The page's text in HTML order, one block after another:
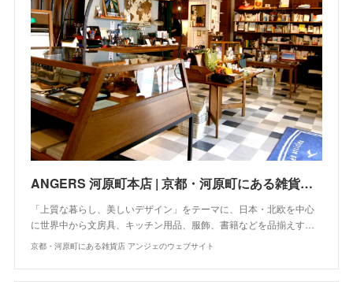
ANGERS 河原町本店 | 京都・河原町にある雑貨店 アンジェのウェブサイト
「上質な暮らし、美しいデザイン」をテーマに、日本・北欧を中心
に世界中から文房具、キッチン用品、服飾、書籍などを品揃えす…
京都・河原町にある雑貨店 アンジェのウェブサイト